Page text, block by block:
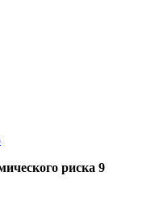
риска 9